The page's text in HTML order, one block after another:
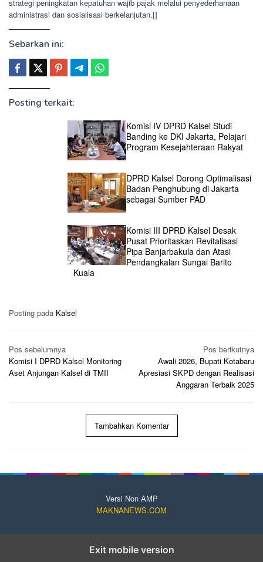
strategi peningkatan kepatuhan wajib pajak melalui penyederhanaan
administrasi dan sosialisasi berkelanjutan.[]
Sebarkan ini:
Posting terkait:
Komisi IV DPRD Kalsel Studi
Banding ke DKI Jakarta, Pelajari
Program Kesejahteraan Rakyat
DPRD Kalsel Dorong Optimalisasi
Badan Penghubung di Jakarta
sebagai Sumber PAD
Komisi III DPRD Kalsel Desak
Pusat Prioritaskan Revitalisasi
Pipa Banjarbakula dan Atasi
Pendangkalan Sungai Barito
Kuala
Posting pada Kalsel
Navigasi
pos
Pos sebelumnya
Komisi I DPRD Kalsel Monitoring
Aset Anjungan Kalsel di TMII
Pos berikutnya
Awali 2026, Bupati Kotabaru
Apresiasi SKPD dengan Realisasi
Anggaran Terbaik 2025
Tambahkan Komentar
Versi Non AMP
MAKNANEWS.COM
Exit mobile version